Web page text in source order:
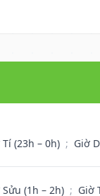
Tí (23h – 0h) ; Giờ
Sửu (1h – 2h) ; Giờ